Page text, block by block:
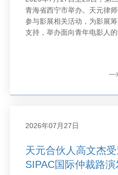
青海省西宁市举办。天元律
参与影展相关活动，为影展
支持，举办面向青年电影人的
2026年07月27日
天元合伙人高文杰
SIPAC国际仲裁路演